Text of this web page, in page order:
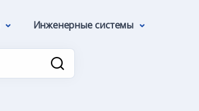
Инженерные системы